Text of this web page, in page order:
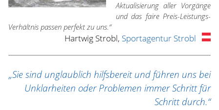
Aktualisierung aller Vorgänge
und das faire Preis-Leistungs-
Verhältnis passen perfekt zu uns.“
Hartwig Strobl, Sportagentur Strobl
„Sie sind unglaublich hilfsbereit und führen uns bei
Unklarheiten oder Problemen immer Schritt für
Schritt durch.“